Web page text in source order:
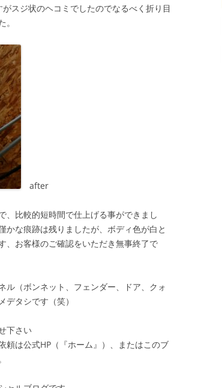
スジ状のヘコミでしたのでなるべく折り目
after
、比較的短時間で仕上げる事ができまし
かな痕跡は残りましたが、ボディ色が白と
、お客様のご確認をいただき無事終了で
ル（ボンネット、フェンダー、ドア、クォ
タシです（笑）
下さい
頼は公式HP（『ホーム』）、またはこのブ